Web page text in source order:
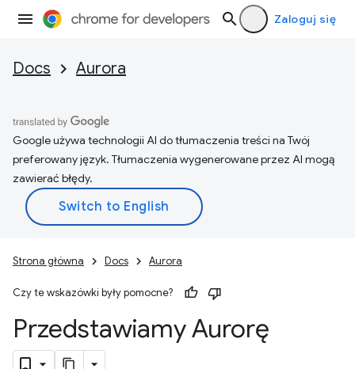
Zaloguj się
Docs Aurora
Google używa technologii AI do tłumaczenia treści na Twój
preferowany język. Tłumaczenia wygenerowane przez AI mogą
zawierać błędy.
Strona główna Docs Aurora
Czy te wskazówki były pomocne?
Przedstawiamy Aurorę